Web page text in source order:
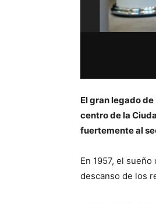
El gran legado
centro de la
fuertemente al
En 1957, el sueño
descanso de los